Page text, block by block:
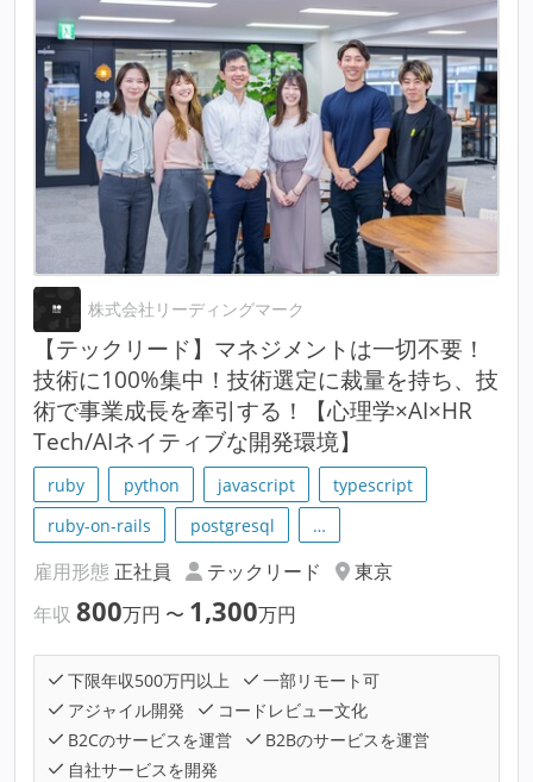
株式会社リーディングマーク
【テックリード】マネジメントは一切不要！
技術に100%集中！技術選定に裁量を持ち、技
術で事業成長を牽引する！【心理学×AI×HR
Tech/AIネイティブな開発環境】
ruby python javascript
typescript
ruby-on-rails
postgresql …
雇用形態 正社員 テックリード
東京
年収 800万円 〜 1,300万円
下限年収500万円以上
一部リモート可
アジャイル開発
コードレビュー文化
B2Cのサービスを運営
B2Bのサービスを運営
自社サービスを開発